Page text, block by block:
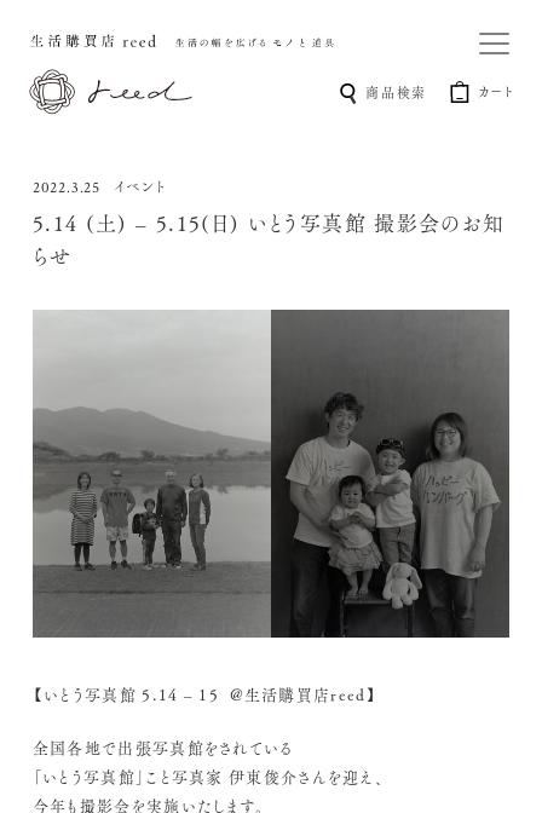
商品検索 カート
2022.3.25 イベント
5.14 (土) – 5.15(日) いとう写真館 撮影会のお知
らせ
【いとう写真館 5.14 – 15 @生活購買店reed】
全国各地で出張写真館をされている
「いとう写真館」こと写真家 伊東俊介さんを迎え、
今年も撮影会を実施いたします。